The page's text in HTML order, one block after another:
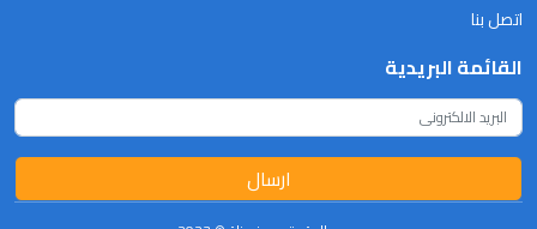
اتصل بنا
القائمة البريدية
ارسال